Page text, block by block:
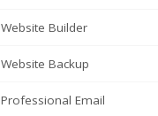
Website Builder
Website Backup
Professional Email